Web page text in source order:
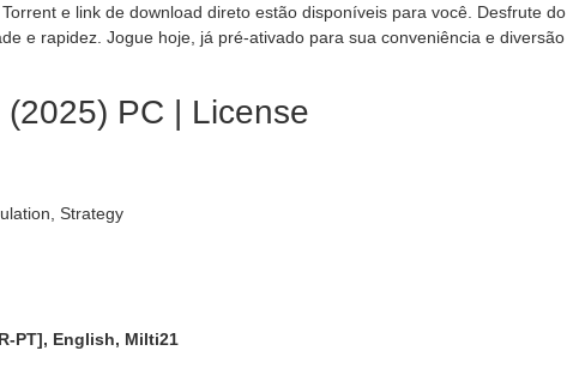
Torrent e link de download direto estão disponíveis para você. Desfrute do
e rapidez. Jogue hoje, já pré-ativado para sua conveniência e diversão
PC | License
Strategy
PT], English, Milti21